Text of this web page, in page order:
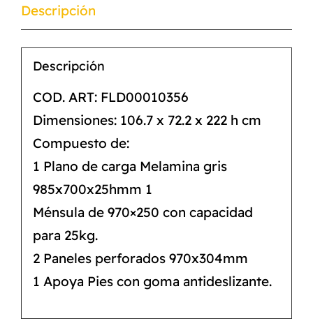
Descripción
Descripción
COD. ART: FLD00010356
Dimensiones: 106.7 x 72.2 x 222 h cm
Compuesto de:
1 Plano de carga Melamina gris
985x700x25hmm 1
Ménsula de 970×250 con capacidad
para 25kg.
2 Paneles perforados 970x304mm
1 Apoya Pies con goma antideslizante.